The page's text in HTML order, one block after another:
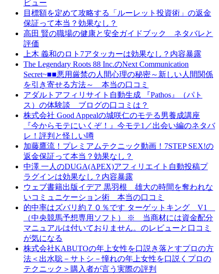
ビュー
目標額を定めて攻略する「ルーレット投資術」の返金
保証って本当？効果なし？
高田 賢の職場の健康と安全ガイドブック ネタバレと
評価
上木 義和のロト7アタッカーは効果なし？内容暴露
The Legendary Roots 88 Inc.のNext Communication
Secret~■■悪用厳禁の人間心理の秘密～新しい人間関係
を引き寄せる方法～ 本当の口コミ
アダルトアフィリサイト自動生成 『Pathos』（パト
ス）の体験談 ブログの口コミは？
株式会社 Good Appealの城咲仁のモテる男養成講座
『今からモテにいくぞ！』今モテ1／出会い編のネタバ
レ！評判と怪しい噂
加藤鷹流！プレミアムテクニック動画！7STEP SEX!の
返金保証って本当？効果なし？
中澤 一人のDUGA(APEX)アフィリエイト自動投稿プ
ラグインは効果なし？内容暴露
ウェブ書籍出版イデア 黒羽根 雄大の時間を奪われな
いコミュニケーション術 本当の口コミ
的中率はズバリ約７０％です ターゲットキング V1
（中央競馬予想専用ソフト） ※ 当商材には資金配分
マニュアルは付いておりません。のレビューと口コミ
が気になる
株式会社KABUTOの年上女性を口説き落とすプロの方
法＜出水聡－サトシ－憧れの年上女性を口説くプロの
テクニック＞購入者が言う実際の評判